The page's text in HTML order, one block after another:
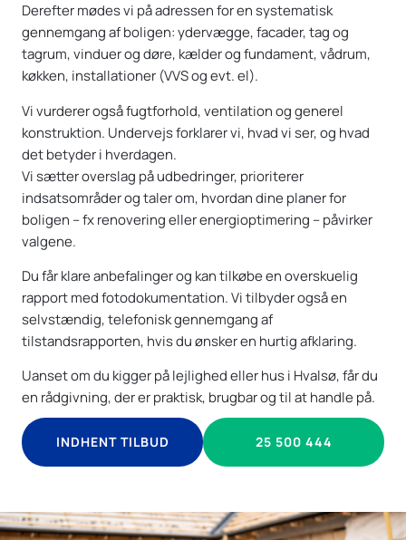
Derefter mødes vi på adressen for en systematisk
gennemgang af boligen: ydervægge, facader, tag og
tagrum, vinduer og døre, kælder og fundament, vådrum,
køkken, installationer (VVS og evt. el).
Vi vurderer også fugtforhold, ventilation og generel
konstruktion. Undervejs forklarer vi, hvad vi ser, og hvad
det betyder i hverdagen.
Vi sætter overslag på udbedringer, prioriterer
indsatsområder og taler om, hvordan dine planer for
boligen – fx renovering eller energioptimering – påvirker
valgene.
Du får klare anbefalinger og kan tilkøbe en overskuelig
rapport med fotodokumentation. Vi tilbyder også en
selvstændig, telefonisk gennemgang af
tilstandsrapporten, hvis du ønsker en hurtig afklaring.
Uanset om du kigger på lejlighed eller hus i Hvalsø, får du
en rådgivning, der er praktisk, brugbar og til at handle på.
INDHENT TILBUD 25 500 444